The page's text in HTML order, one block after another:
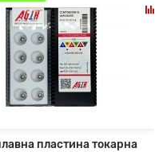
пластина токарна